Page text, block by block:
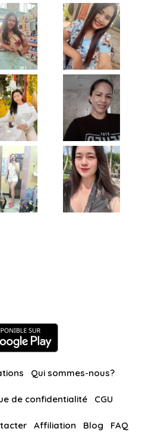
Qui sommes-nous?
de confidentialité CGU
Affiliation Blog FAQ